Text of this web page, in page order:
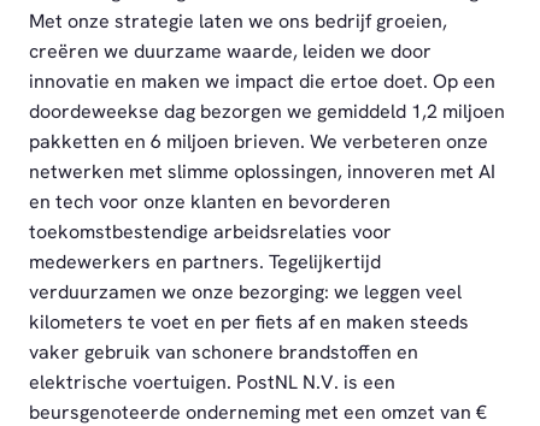
Met onze strategie laten we ons bedrijf groeien,
creëren we duurzame waarde, leiden we door
innovatie en maken we impact die ertoe doet. Op een
doordeweekse dag bezorgen we gemiddeld 1,2 miljoen
pakketten en 6 miljoen brieven. We verbeteren onze
netwerken met slimme oplossingen, innoveren met AI
en tech voor onze klanten en bevorderen
toekomstbestendige arbeidsrelaties voor
medewerkers en partners. Tegelijkertijd
verduurzamen we onze bezorging: we leggen veel
kilometers te voet en per fiets af en maken steeds
vaker gebruik van schonere brandstoffen en
elektrische voertuigen. PostNL N.V. is een
beursgenoteerde onderneming met een omzet van €